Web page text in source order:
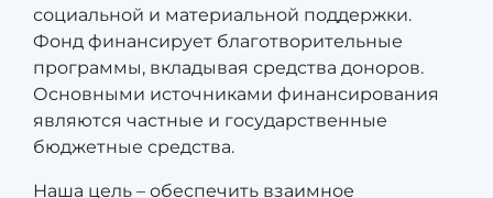
социальной и материальной поддержки.
​​​​​​​​​Фонд финансирует благотворительные
программы, вкладывая средства доноров.
Основными источниками финансирования
являются частные и государственные
бюджетные средства.
Наша цель – обеспечить взаимное